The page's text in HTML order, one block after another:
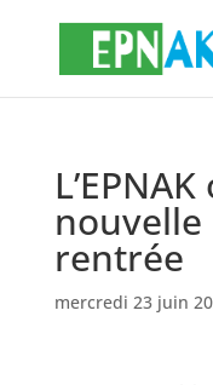
nouvelle
rentrée
mercredi 23 juin